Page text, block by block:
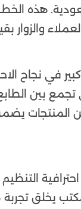
هذه
والزوار
في نجاح
تجمع بين
المنتجات
يخلق